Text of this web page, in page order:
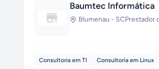
Baumtec Informática
Blumenau - SCPrestador
Consultoria em TI Consultoria em Linux